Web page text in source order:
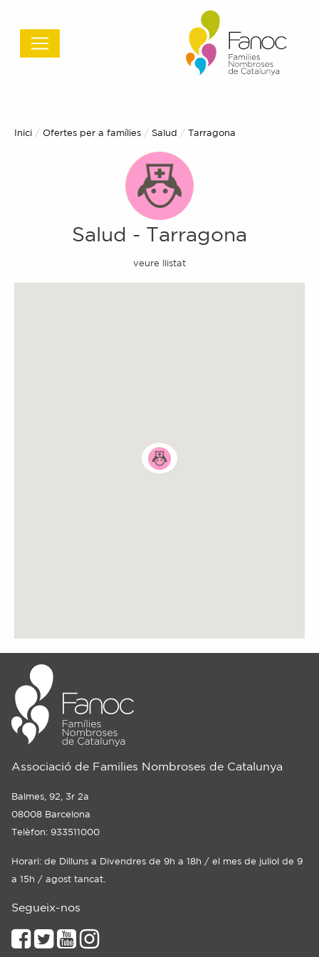
Inici Ofertes per a famílies Salud Actual:
Tarragona
Salud - Tarragona
veure llistat
Associació de Families Nombroses de Catalunya
Balmes, 92, 3r 2a
08008 Barcelona
Telèfon: 933511000
Horari: de Dilluns a Divendres de 9h a 18h / el mes de juliol de 9
a 15h / agost tancat.
Segueix-nos